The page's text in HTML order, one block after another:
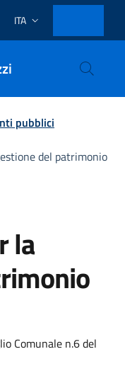
Lingua attiva:
ITA
pubblici
del patrimonio
la
Comunale n.6 del